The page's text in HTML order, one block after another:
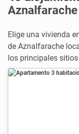
Aznalfarache
Elige una vivienda
de Aznalfarache
los principales